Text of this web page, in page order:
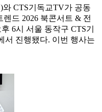
CTS기독교TV가 공동
드 2026 북콘서트 & 전
6시 서울 동작구 CTS기
서 진행됐다. 이번 행사는